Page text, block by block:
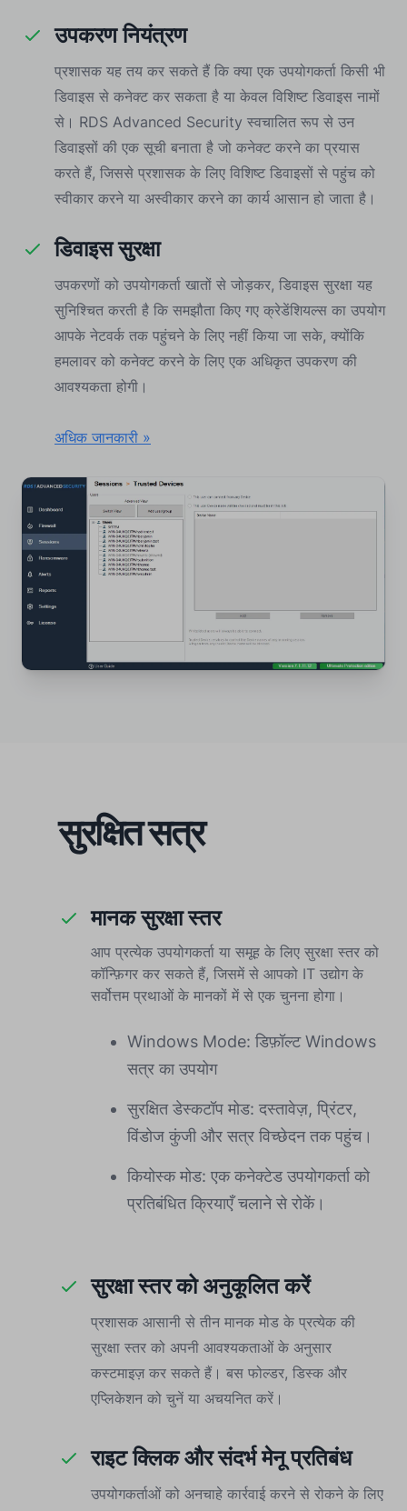
उपकरण नियंत्रण
प्रशासक यह तय कर सकते हैं कि क्या एक उपयोगकर्ता किसी भी
डिवाइस से कनेक्ट कर सकता है या केवल विशिष्ट डिवाइस नामों
से। RDS Advanced Security स्वचालित रूप से उन
डिवाइसों की एक सूची बनाता है जो कनेक्ट करने का प्रयास
करते हैं, जिससे प्रशासक के लिए विशिष्ट डिवाइसों से पहुंच को
स्वीकार करने या अस्वीकार करने का कार्य आसान हो जाता है।
डिवाइस सुरक्षा
उपकरणों को उपयोगकर्ता खातों से जोड़कर, डिवाइस सुरक्षा यह
सुनिश्चित करती है कि समझौता किए गए क्रेडेंशियल्स का उपयोग
आपके नेटवर्क तक पहुंचने के लिए नहीं किया जा सके, क्योंकि
हमलावर को कनेक्ट करने के लिए एक अधिकृत उपकरण की
आवश्यकता होगी।
अधिक जानकारी »
सुरक्षित सत्र
मानक सुरक्षा स्तर
आप प्रत्येक उपयोगकर्ता या समूह के लिए सुरक्षा स्तर को
कॉन्फ़िगर कर सकते हैं, जिसमें से आपको IT उद्योग के
सर्वोत्तम प्रथाओं के मानकों में से एक चुनना होगा।
Windows Mode: डिफ़ॉल्ट Windows
सत्र का उपयोग
सुरक्षित डेस्कटॉप मोड: दस्तावेज़, प्रिंटर,
विंडोज कुंजी और सत्र विच्छेदन तक पहुंच।
कियोस्क मोड: एक कनेक्टेड उपयोगकर्ता को
प्रतिबंधित क्रियाएँ चलाने से रोकें।
सुरक्षा स्तर को अनुकूलित करें
प्रशासक आसानी से तीन मानक मोड के प्रत्येक की
सुरक्षा स्तर को अपनी आवश्यकताओं के अनुसार
कस्टमाइज़ कर सकते हैं। बस फोल्डर, डिस्क और
एप्लिकेशन को चुनें या अचयनित करें।
राइट क्लिक और संदर्भ मेनू प्रतिबंध
उपयोगकर्ताओं को अनचाहे कार्रवाई करने से रोकने के लिए